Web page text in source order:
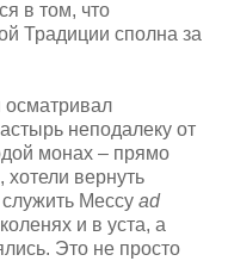
в том, что
Традиции сполна за
осматривал
неподалеку от
монах – прямо
вернуть
Мессу ad
и в уста, а
Это не просто